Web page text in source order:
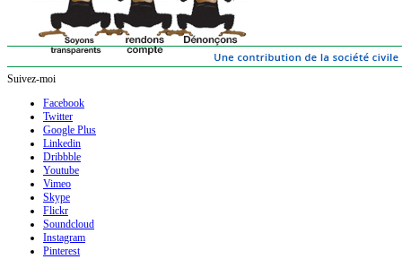
Suivez-moi
Facebook
Twitter
Google Plus
Linkedin
Dribbble
Youtube
Vimeo
Skype
Flickr
Soundcloud
Instagram
Pinterest